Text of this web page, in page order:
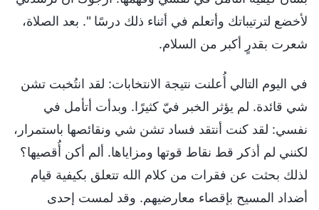
لأخضع لترتيباتك وأتعلم في أثناء ذلك درسًا ". بعد الصلاة،
شعرت بقدرٍ أكبر من السلام.
في اليوم التالي أُعلنت نتيجة الانتخابات: لقد انتُخبت تشن
شي قائدة. لم يؤثر الخبر فيّ كثيرًا. وبدأت أتأمل في
نفسي: لقد كنت أنتقد فساد تشن شي ونقائصها باستمرار،
لكنني لم أذكر قط نقاط قوتها ومزاياها. ألم أكن أُقصيها؟
لذلك بحثت عن فقرات من كلام الله تتعلق بكيفية قيام
أضداد المسيح بإقصاء معارضيهم. وقد لمست إحدى